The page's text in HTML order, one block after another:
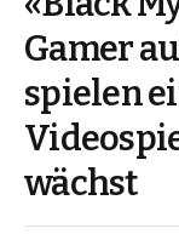
Gamer
spielen
wächst